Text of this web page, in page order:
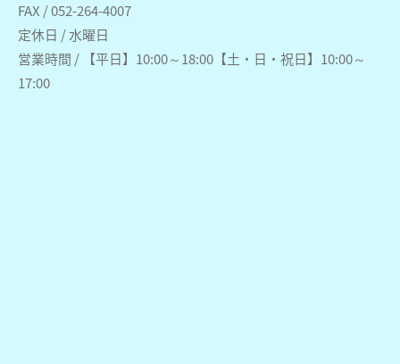
FAX / 052-264-4007
定休日 / 水曜日
営業時間 / 【平日】10:00～18:00【土・日・祝日】10:00～
17:00